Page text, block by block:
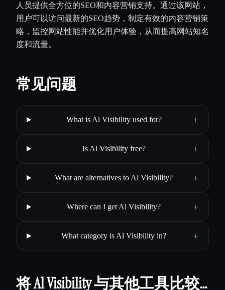
人员提供全方位的SEO和内容营销支持。通过该网站，
用户可以访问最新的SEO趋势，制定有效的内容营销策
略，监控网站性能并优化用户体验，从而提高网站知名
度和流量。
常见问题
What is Al Visibility used for? +
Is Al Visibility free? +
What are alternatives to Al Visibility? +
Where can I get Al Visibility? +
What category is Al Visibility in? +
将 Al Visibility 与其他工具比较…